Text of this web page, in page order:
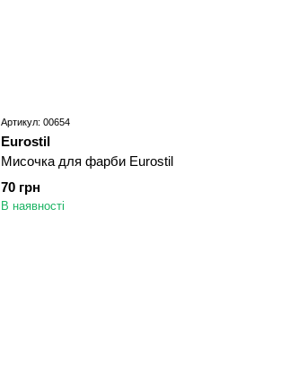
Артикул: 00654
Eurostil
Мисочка для фарби Eurostil
70 грн
В наявності